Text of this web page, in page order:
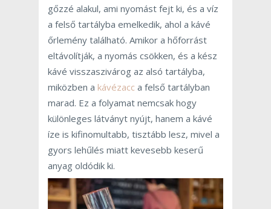
gőzzé alakul, ami nyomást fejt ki, és a víz
a felső tartályba emelkedik, ahol a kávé
őrlemény található. Amikor a hőforrást
eltávolítják, a nyomás csökken, és a kész
kávé visszaszivárog az alsó tartályba,
miközben a kávézacc a felső tartályban
marad. Ez a folyamat nemcsak hogy
különleges látványt nyújt, hanem a kávé
íze is kifinomultabb, tisztább lesz, mivel a
gyors lehűlés miatt kevesebb keserű
anyag oldódik ki.